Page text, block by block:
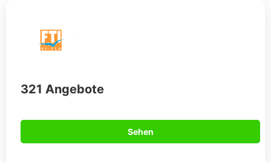
321 Angebote
Sehen